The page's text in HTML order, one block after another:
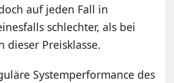
auf jeden Fall in
schlechter, als bei
dieser Preisklasse.
Systemperformance des